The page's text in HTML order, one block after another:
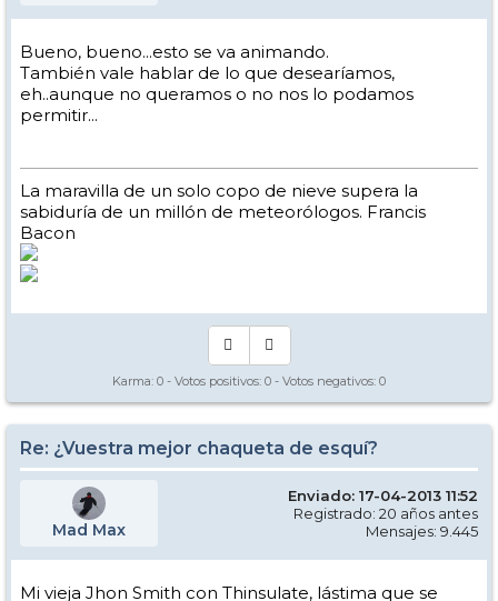
Bueno, bueno...esto se va animando.
También vale hablar de lo que desearíamos,
eh..aunque no queramos o no nos lo podamos
permitir...
La maravilla de un solo copo de nieve supera la
sabiduría de un millón de meteorólogos. Francis
Bacon
Karma: 0 - Votos positivos: 0 - Votos negativos: 0
Re: ¿Vuestra mejor chaqueta de esquí?
Mad Max
Enviado: 17-04-2013 11:52
Registrado: 20 años antes
Mensajes: 9.445
Mi vieja Jhon Smith con Thinsulate, lástima que se